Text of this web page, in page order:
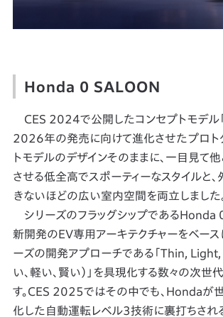
Honda 0 SALOON
CES 2024で公開したコンセプトモデル「
2026年の発売に向けて進化させたプロト
トモデルのデザインそのままに、一目見て
させる低全高でスポーティーなスタイルと
きないほどの広い室内空間を両立しました
シリーズのフラッグシップであるHonda
新開発のEV専用アーキテクチャーをベース
ーズの開発アプローチである「Thin,
い、軽い、賢い）」を具現化する数々の次世
す。CES 2025ではその中でも、Hondaが
化した自動運転レベル3技術に裏打ちされ